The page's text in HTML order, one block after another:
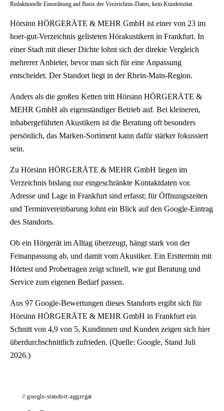
Redaktionelle Einordnung auf Basis der Verzeichnis-Daten, kein Kundenzitat.
Hörsinn HÖRGERÄTE & MEHR GmbH ist einer von 23 im
hoer-gut-Verzeichnis gelisteten Hörakustikern in Frankfurt. In
einer Stadt mit dieser Dichte lohnt sich der direkte Vergleich
mehrerer Anbieter, bevor man sich für eine Anpassung
entscheidet. Der Standort liegt in der Rhein-Main-Region.
Anders als die großen Ketten tritt Hörsinn HÖRGERÄTE &
MEHR GmbH als eigenständiger Betrieb auf. Bei kleineren,
inhabergeführten Akustikern ist die Beratung oft besonders
persönlich, das Marken-Sortiment kann dafür stärker fokussiert
sein.
Zu Hörsinn HÖRGERÄTE & MEHR GmbH liegen im
Verzeichnis bislang nur eingeschränkte Kontaktdaten vor.
Adresse und Lage in Frankfurt sind erfasst; für Öffnungszeiten
und Terminvereinbarung lohnt ein Blick auf den Google-Eintrag
des Standorts.
Ob ein Hörgerät im Alltag überzeugt, hängt stark von der
Feinanpassung ab, und damit vom Akustiker. Ein Ersttermin mit
Hörtest und Probetragen zeigt schnell, wie gut Beratung und
Service zum eigenen Bedarf passen.
Aus 97 Google-Bewertungen dieses Standorts ergibt sich für
Hörsinn HÖRGERÄTE & MEHR GmbH in Frankfurt ein
Schnitt von 4,9 von 5, Kundinnen und Kunden zeigen sich hier
überdurchschnittlich zufrieden. (Quelle: Google, Stand Juli
2026.)
// google-standort-aggregat